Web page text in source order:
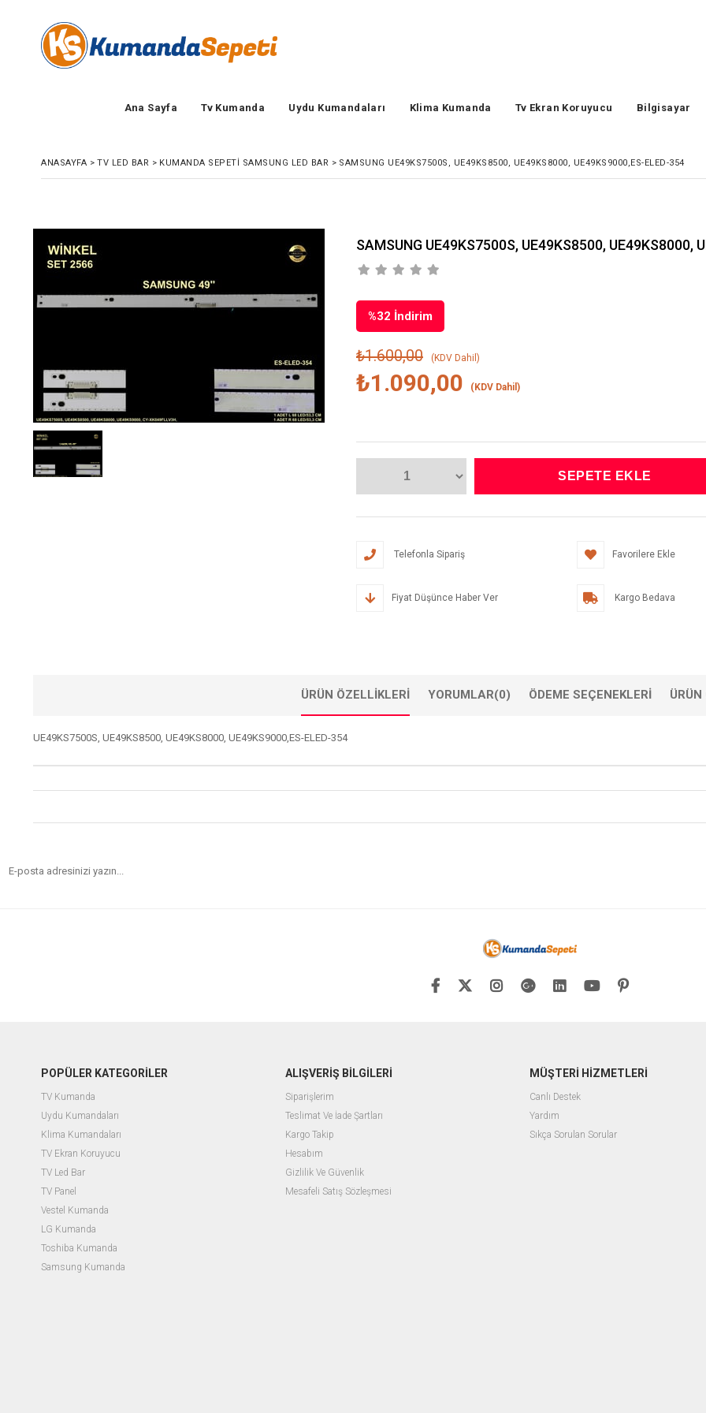
Ana Sayfa Tv Kumanda Uydu Kumandaları Klima Kumanda Tv Ekran Koruyucu Bilgisayar
ANASAYFA > TV LED BAR > KUMANDA SEPETI SAMSUNG LED BAR > SAMSUNG UE49KS7500S, UE49KS8500, UE49KS8000, UE49KS9000,ES-ELED-354
SAMSUNG UE49KS7500S, UE49KS8500, UE49KS8000,
%32 İndirim
₺1.600,00 (KDV Dahil)
₺1.090,00 (KDV Dahil)
Telefonla Sipariş Favorilere Ekle
Fiyat Düşünce Haber Ver Kargo Bedava
ÜRÜN ÖZELLIKLERI YORUMLAR(0) ÖDEME SEÇENEKLERI ÜRÜN
UE49KS7500S, UE49KS8500, UE49KS8000, UE49KS9000,ES-ELED-354
POPÜLER KATEGORİLER
TV Kumanda
Uydu Kumandaları
Klima Kumandaları
TV Ekran Koruyucu
TV Led Bar
TV Panel
Vestel Kumanda
LG Kumanda
Toshiba Kumanda
Samsung Kumanda
ALIŞVERİŞ BİLGİLERİ
Siparişlerim
Teslimat Ve İade Şartları
Kargo Takip
Hesabım
Gizlilik Ve Güvenlik
Mesafeli Satış Sözleşmesi
MÜŞTERİ HİZMETLERİ
Canlı Destek
Yardım
Sıkça Sorulan Sorular